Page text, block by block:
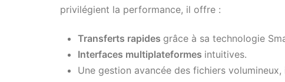
privilégient la performance, il offre :
Transferts rapides grâce à sa technologie
Interfaces multiplateformes intuitives.
Une gestion avancée des fichiers